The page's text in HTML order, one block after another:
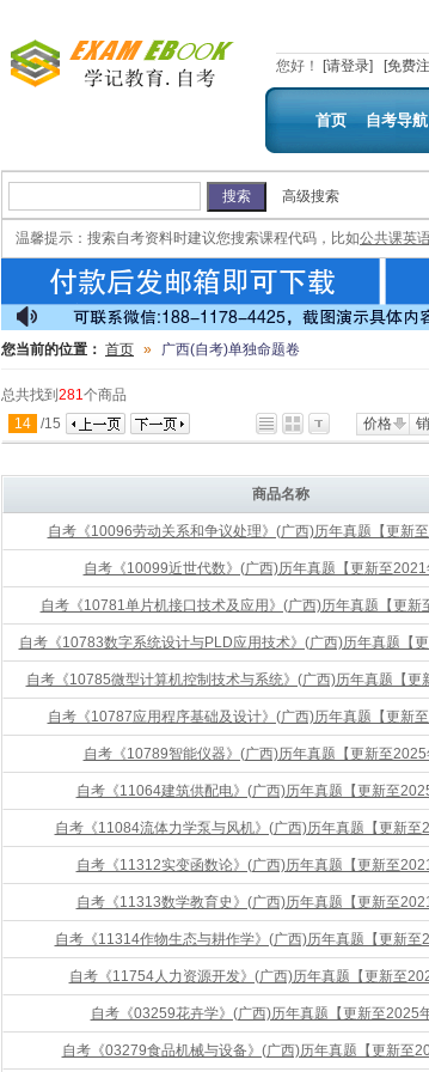
您好 ！ [请登录] [免费
首页 自考导航
高级搜索
温馨提示： 搜索自考资料时建议您搜索课程代码，比如公共课英
您当前的位置： 首页 » 广西(自考)单独命题卷
总共找到 281个商品
14 /15 价格
商品名称
自考《10096劳动关系和争议处理》(广西)历年真题【更新至
自考《10099近世代数》(广西)历年真题【更新至2021
自考《10781单片机接口技术及应用》(广西)历年真题【更新
自考《10783数字系统设计与PLD应用技术》(广西)历年真题【更
自考《10785微型计算机控制技术与系统》(广西)历年真题【更
自考《10787应用程序基础及设计》(广西)历年真题【更新至
自考《10789智能仪器》(广西)历年真题【更新至2025
自考《11064建筑供配电》(广西)历年真题【更新至
自考《11084流体力学泵与风机》(广西)历年真题【更新至
自考《11312实变函数论》(广西)历年真题【更新至
自考《11313数学教育史》(广西)历年真题【更新至
自考《11314作物生态与耕作学》(广西)历年真题【更新至
自考《11754人力资源开发》(广西)历年真题【更新至
自考《03259花卉学》(广西)历年真题【更新至2025年
自考《03279食品机械与设备》(广西)历年真题【更新至